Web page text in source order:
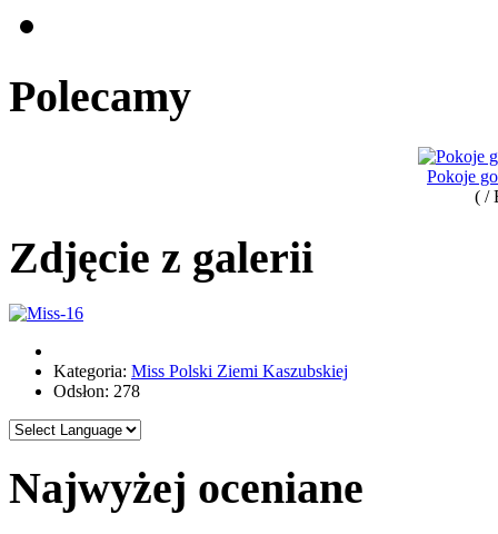
Polecamy
Pokoje
( /
Zdjęcie z galerii
Kategoria: Miss Polski Ziemi Kaszubskiej
Odsłon: 278
Najwyżej oceniane